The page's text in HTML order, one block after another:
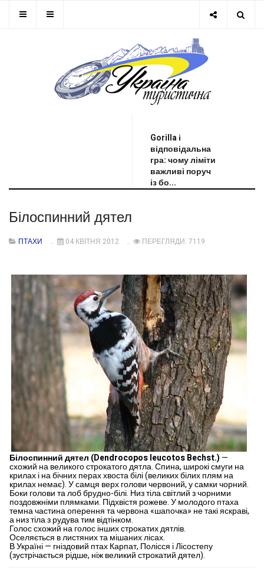
Gorilla і
відповідальна
гра: чому ліміти
важливі поруч
із бо...
Білоспинний дятел
ПТАХИ 04 КВІТНЯ 2012 ПЕРЕГЛЯДИ: 7119
Білоспинний дятел (Dendrocopos leucotos Bechst.) —
схожий на великого строка­того дятла. Спина, широкі смуги на
крилах і на бічних перах хвоста білі (великих білих плям на
крилах немає). У самця верх голови черво­ний, у самки чорний.
Боки голови та лоб брудно-білі. Низ тіла світлий з чорними
поздовжніми плямками. Під­хвістя рожеве. У молодого птаха
темна частина оперення та червона «шапочка» не такі яскраві,
а низ тіла з рудува тим відтінком.
Голос схожий на голос інших строкатих дят­лів.
Оселяється в листяних та мішаних лісах.
В Україні — гніздовий птах Карпат, Поліс­ся і Лісостепу
(зустрічається рідше, ніж великий строкатий дятел).